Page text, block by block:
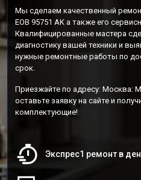
Мы сделаем качественный
EOB 95751 AK а также его
Квалифицированные мастера
диагностику вашей техники и
нужные ремонтные работы по
срок.
Приезжайте по адресу: Москва:
оставьте заявку на сайте и
комплектующие!
Экспрес1 ремонт в